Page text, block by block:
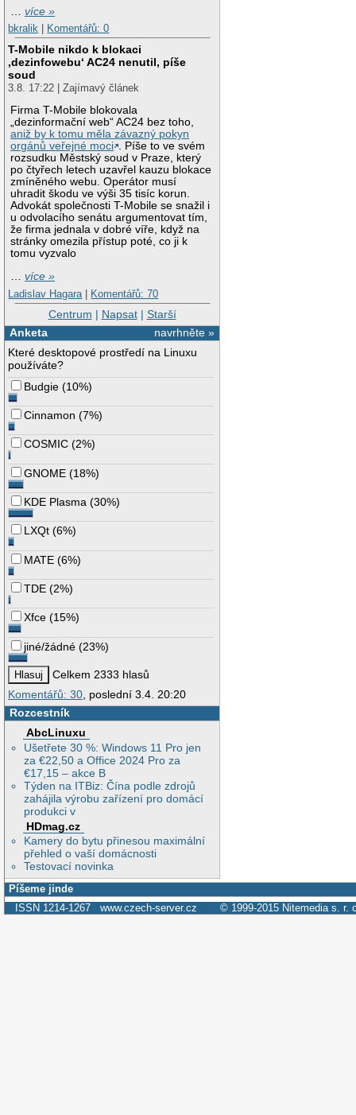
…více »
bkralik
Komentářů: 0
T-Mobile nikdo k blokaci
‚dezinfowebu‘ AC24 nenutil, píše
soud
3.8. 17:22 | Zajímavý článek
Firma T-Mobile blokovala
„dezinformační web“ AC24 bez toho,
aniž by k tomu měla závazný pokyn
orgánů veřejné moci . Píše to ve svém
rozsudku Městský soud v Praze, který
po čtyřech letech uzavřel kauzu blokace
zmíněného webu. Operátor musí
uhradit škodu ve výši 35 tisíc korun.
Advokát společnosti T-Mobile se snažil i
u odvolacího senátu argumentovat tím,
že firma jednala v dobré víře, když na
stránky omezila přístup poté, co ji k
tomu vyzvalo
…více »
Ladislav Hagara | Komentářů: 70
Centrum | Napsat| Starší
navrhněte »
Anketa
Které desktopové prostředí na Linuxu
používáte?
Budgie (10%)
Cinnamon (7%)
COSMIC (2%)
GNOME (18%)
KDE Plasma (30%)
LXQt (6%)
MATE (6%)
TDE (2%)
Xfce (15%)
jiné/žádné (23%)
Celkem 2333 hlasů
Komentářů: 30, poslední 3.4. 20:20
Rozcestník
AbcLinuxu
Ušetřete 30 %: Windows 11 Pro jen
za €22,50 a Office 2024 Pro za
€17,15 – akce B
Týden na ITBiz: Čína podle zdrojů
zahájila výrobu zařízení pro domácí
produkci v
HDmag.cz
Kamery do bytu přinesou maximální
přehled o vaší domácnosti
Testovací novinka
Píšeme jinde
ISSN 1214-1267 www.czech-server.cz © 1999-2015 Nitemedia s. r.